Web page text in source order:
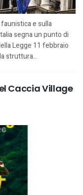
e sulla
segna un punto di
Legge 11 febbraio
struttura...
Caccia Village